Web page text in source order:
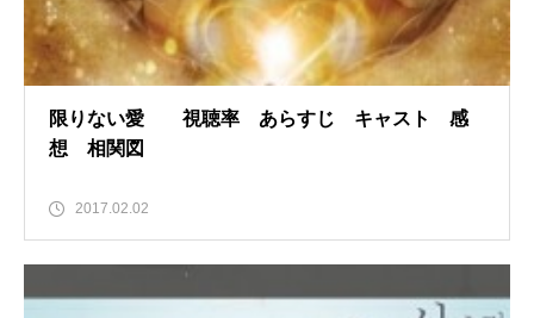
限りない愛 視聴率 あらすじ キャスト 感
想 相関図
2017.02.02